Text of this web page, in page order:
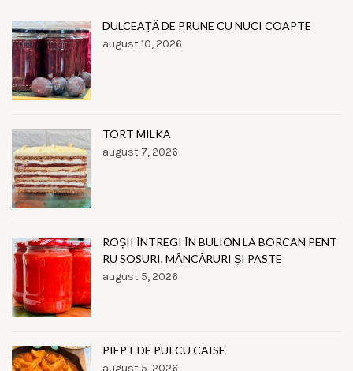
DULCEAȚĂ DE PRUNE CU NUCI COAPTE
august 10, 2026
TORT MILKA
august 7, 2026
ROȘII ÎNTREGI ÎN BULION LA BORCAN PENT
RU SOSURI, MÂNCĂRURI ȘI PASTE
august 5, 2026
PIEPT DE PUI CU CAISE
august 5, 2026